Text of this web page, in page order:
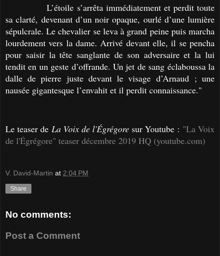
L’étoile s’arrêta immédiatement et perdit toute
sa clarté, devenant d’un noir opaque, ourlé d’une lumière
sépulcrale. Le chevalier se leva à grand peine puis marcha
lourdement vers la dame. Arrivé devant elle, il se pencha
pour saisir la tête sanglante de son adversaire et la lui
tendit en un geste d’offrande. Un jet de sang éclaboussa la
dalle de pierre juste devant le visage d’Arnaud ; une
nausée gigantesque l’envahit et il perdit connaissance."
Le teaser de La Voix de l'Égrégore sur Youtube : "La Voix
de l'Égrégore" teaser décembre 2019 HQ (youtube.com)
V. David-Martin at 2:04 PM
Share
No comments:
Post a Comment